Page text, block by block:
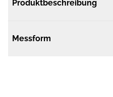
Produktbeschreibung
Messform